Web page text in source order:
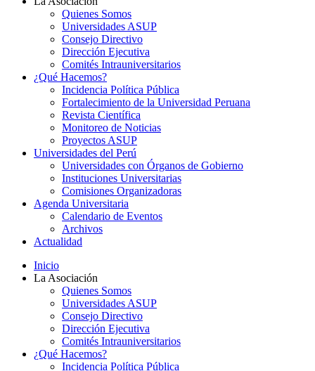
Quienes Somos
Universidades ASUP
Consejo Directivo
Dirección Ejecutiva
Comités Intrauniversitarios
¿Qué Hacemos?
Incidencia Política Pública
Fortalecimiento de la Universidad Peruana
Revista Científica
Monitoreo de Noticias
Proyectos ASUP
Universidades del Perú
Universidades con Órganos de Gobierno
Instituciones Universitarias
Comisiones Organizadoras
Agenda Universitaria
Calendario de Eventos
Archivos
Actualidad
Inicio
La Asociación
Quienes Somos
Universidades ASUP
Consejo Directivo
Dirección Ejecutiva
Comités Intrauniversitarios
¿Qué Hacemos?
Incidencia Política Pública